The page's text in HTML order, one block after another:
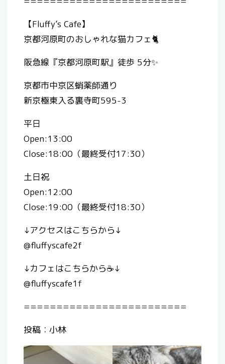
【Fluffy’s Cafe】
京都河原町のおしゃれな猫カフェ🐈
阪急線『京都河原町駅』徒歩 5分✨
京都市中京区蛸薬師通り
新京極東入る裏寺町595-3
平日
Open:13:00
Close:18:00（最終受付17:30）
土日祝
Open:12:00
Close:19:00（最終受付18:30）
↓アクセスはこちらから↓
@fluffyscafe2f
↓カフェはこちらから☕️↓
@fluffyscafe1f
=========================
投稿：小林